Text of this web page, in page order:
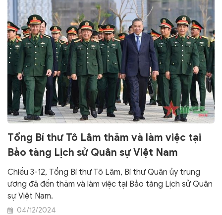
Tổng Bí thư Tô Lâm thăm và làm việc tại
Bảo tàng Lịch sử Quân sự Việt Nam
Chiều 3-12, Tổng Bí thư Tô Lâm, Bí thư Quân ủy trung
ương đã đến thăm và làm việc tại Bảo tàng Lịch sử Quân
sự Việt Nam.
04/12/2024